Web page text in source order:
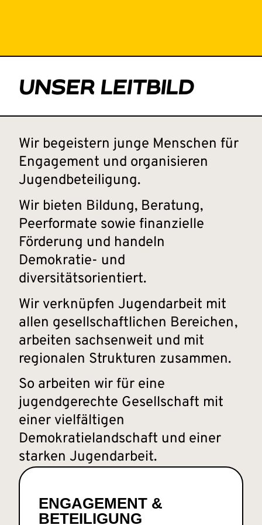
UNSER LEITBILD
Wir begeistern junge Menschen für
Engagement und organisieren
Jugendbeteiligung.
Wir bieten Bildung, Beratung,
Peerformate sowie finanzielle
Förderung und handeln
Demokratie- und
diversitätsorientiert.
Wir verknüpfen Jugendarbeit mit
allen gesellschaftlichen Bereichen,
arbeiten sachsenweit und mit
regionalen Strukturen zusammen.
So arbeiten wir für eine
jugendgerechte Gesellschaft mit
einer vielfältigen
Demokratielandschaft und einer
starken Jugendarbeit.
ENGAGEMENT &
BETEILIGUNG